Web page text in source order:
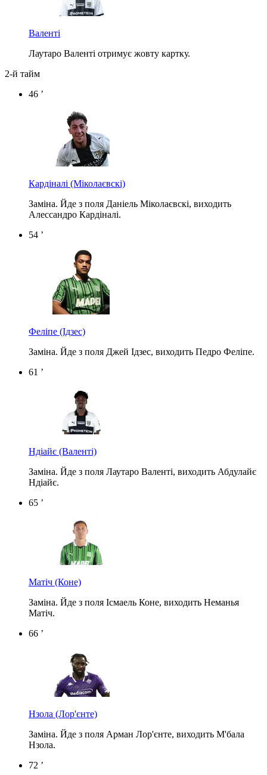
Валенті
Лаутаро Валенті отримує жовту картку.
2-й тайм
46 ’
Кардіналі (Міколаєвскі)
Заміна. Йде з поля Даніель Міколаєвскі, виходить
Алессандро Кардіналі.
54 ’
Феліпе (Ідзес)
Заміна. Йде з поля Джей Ідзес, виходить Педро Феліпе.
61 ’
Ндіайє (Валенті)
Заміна. Йде з поля Лаутаро Валенті, виходить Абдулайє
Ндіайє.
65 ’
Матіч (Коне)
Заміна. Йде з поля Ісмаель Коне, виходить Неманья
Матіч.
66 ’
Нзола (Лор'єнте)
Заміна. Йде з поля Арман Лор'єнте, виходить М'бала
Нзола.
72 ’